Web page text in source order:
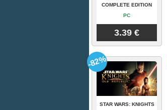
COMPLETE EDITION
PC
3.39 €
STAR WARS: KNIGHTS
-82%